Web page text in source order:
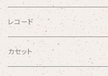
AGU
AIRCRAFT
レコード
カセット